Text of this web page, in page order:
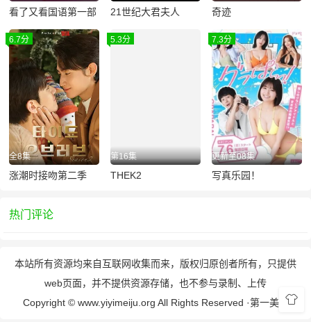
看了又看国语第一部 21世纪大君夫人 奇迹
6.7分
全8集
涨潮时接吻第二季
5.3分
第16集
THEK2
7.3分
更新至08集
写真乐园！
热门评论
本站所有资源均来自互联网收集而来，版权归原创者所有，只提供
web页面，并不提供资源存储，也不参与录制、上传
Copyright © www.yiyimeiju.org All Rights Reserved ·第一美剧